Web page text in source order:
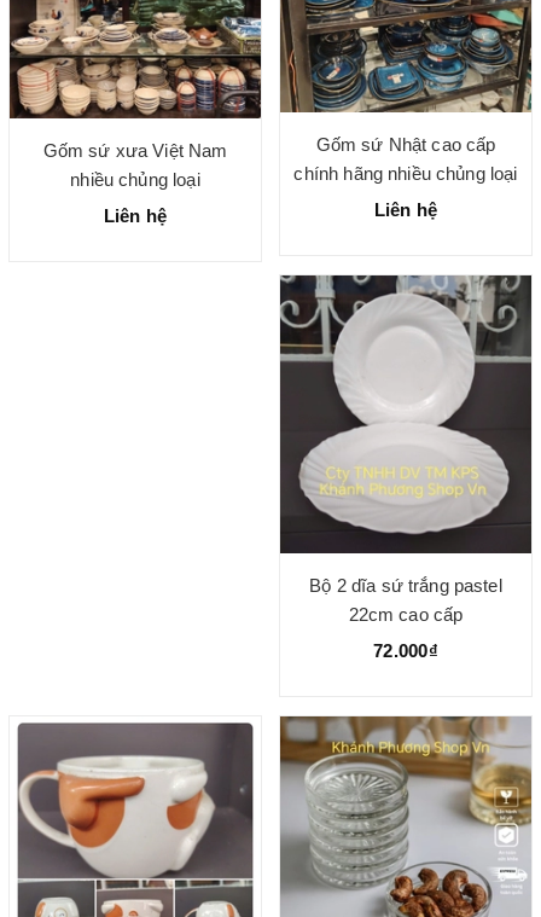
Gốm sứ xưa Việt Nam
nhiều chủng loại
Liên hệ
Gốm sứ Nhật cao cấp
chính hãng nhiều chủng loại
Liên hệ
Bộ 2 dĩa sứ trắng pastel
22cm cao cấp
72.000₫